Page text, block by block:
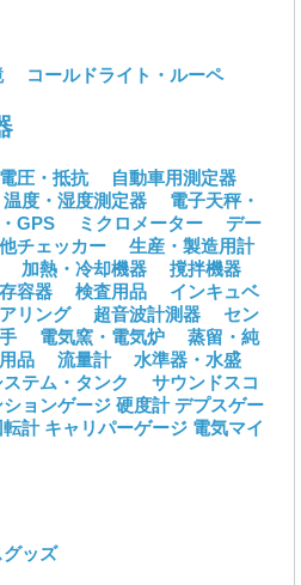
コールドライト・ルーペ
圧・抵抗
自動車用測定器
温度・湿度測定器
電子天秤・
GPS ミクロメーター
デー
チェッカー
生産・製造用計
加熱・冷却機器
撹拌機器
容器 検査用品
インキュベ
リング 超音波計測器
セン
電気窯・電気炉
蒸留・純
品 流量計
水準器・水盛
テム・タンク
サウンドスコ
ションゲージ 硬度計 デプスゲー
転計 キャリパーゲージ 電気マイ
ッズ